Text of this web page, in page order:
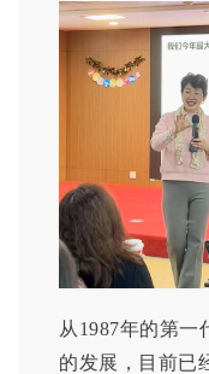
从1987年的第一
的发展，目前已